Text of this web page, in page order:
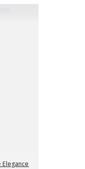
Elegance